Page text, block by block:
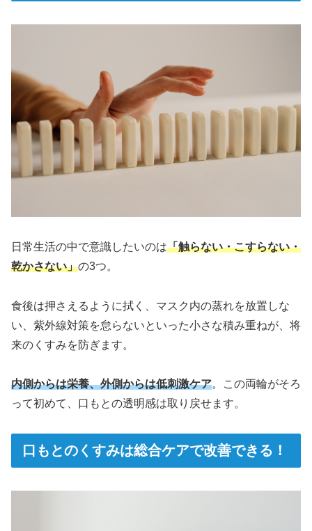
日常生活の中で意識したいのは「触らない・こすらない・
乾かさない」の3つ。
食後は押さえるように拭く、マスク内の蒸れを放置しな
い、紫外線対策を怠らないといった小さな積み重ねが、将
来のくすみを防ぎます。
内側からは栄養、外側からは低刺激ケア。この両輪がそろ
って初めて、口もとの透明感は取り戻せます。
口もとのくすみは総合ケアで改善できる！